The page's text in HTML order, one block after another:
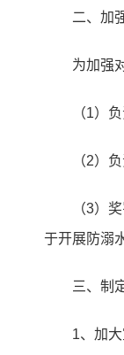
二、加
为加强
（1）
（2）
（3）
于开展防溺
三、制
1、加